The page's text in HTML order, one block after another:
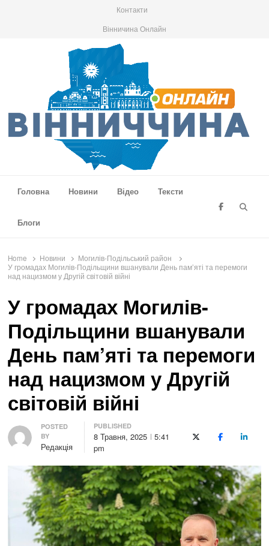
Контакти
Вінничина Онлайн
Головна
Новини Відео Тексти
Блоги
Home Новини
Могилів-Подільський район
У громадах Могилів-Подільщини вшанували День пам’яті та перемоги
над нацизмом у Другій світовій війні
У громадах Могилів-
Подільщини вшанували
День пам’яті та перемоги
над нацизмом у Другій
світовій війні
Author
POSTED
BY
Редакція
PUBLISHED
8 Травня, 2025
5:41
pm
X (Twitter)Facebook